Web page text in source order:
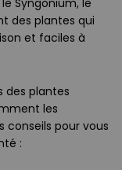
des plantes qui
et faciles à
des plantes
les
pour vous
: